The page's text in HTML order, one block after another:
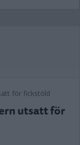
utsatt för